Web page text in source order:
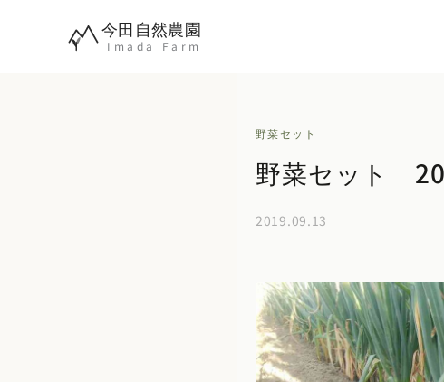
今田自然農園
Imada Farm
野菜セット
野菜セット
2019.09.13